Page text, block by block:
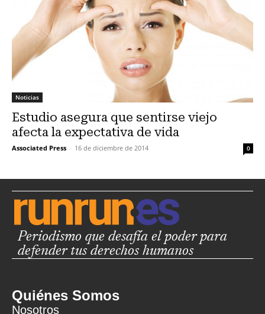
Noticias
Estudio asegura que sentirse viejo
afecta la expectativa de vida
Associated Press - 16 de diciembre de 2014 0
Periodismo que desafía el poder para
defender tus derechos humanos
Quiénes Somos
Nosotros